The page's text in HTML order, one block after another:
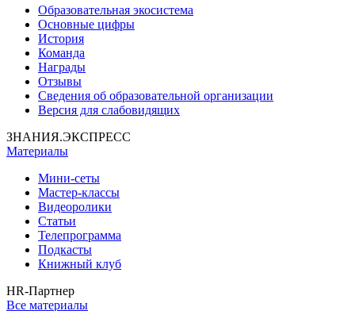
Образовательная экосистема
Основные цифры
История
Команда
Награды
Отзывы
Сведения об образовательной организации
Версия для слабовидящих
ЗНАНИЯ.ЭКСПРЕСС
Материалы
Мини-сеты
Мастер-классы
Видеоролики
Статьи
Телепрограмма
Подкасты
Книжный клуб
HR-Партнер
Все материалы